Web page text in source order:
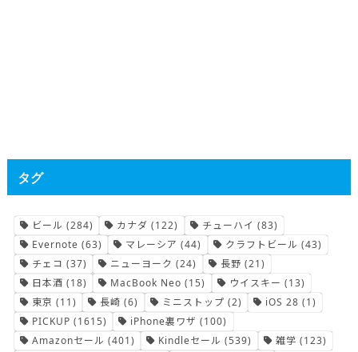
タグ
ビール (284) カナダ (122) チューハイ (83)
Evernote (63) マレーシア (44) クラフトビール (43)
チェコ (37) ニューヨーク (24) 長野 (21)
日本酒 (18) MacBook Neo (15) ウイスキー (13)
東京 (11) 長崎 (6) ミニストップ (2) iOS 28 (1)
PICKUP (1615) iPhone裏ワザ (100)
Amazonセール (401) Kindleセール (539) 雑学 (123)